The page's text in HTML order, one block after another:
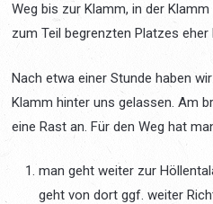
Weg bis zur Klamm, in der
zum Teil begrenzten Platzes eher
Nach etwa einer Stunde haben
Klamm hinter uns gelassen. Am
eine Rast an. Für den Weg hat
man geht weiter zur
geht von dort ggf. weiter